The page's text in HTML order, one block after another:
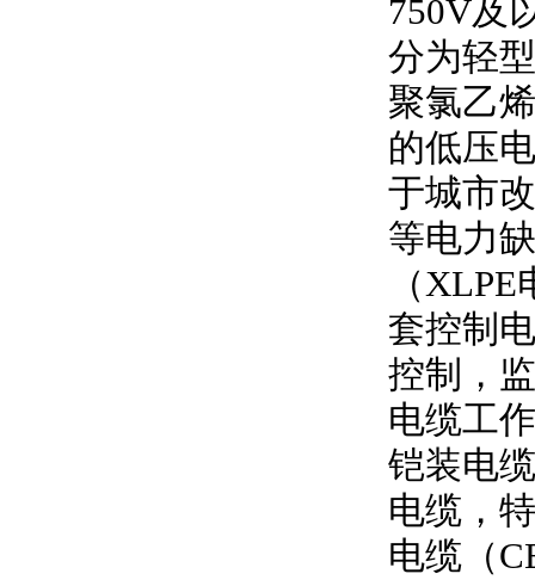
750V及
分为轻
聚氯乙
的低压
于城市
等电力
（XLPE
套控制
控制，
电缆工
铠装电
电缆，
电缆（